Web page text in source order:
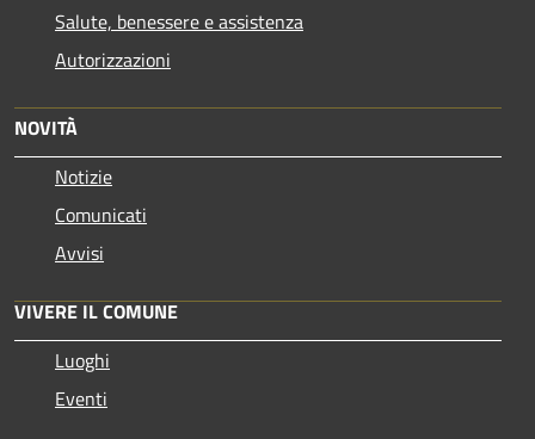
Salute, benessere e assistenza
Autorizzazioni
NOVITÀ
Notizie
Comunicati
Avvisi
VIVERE IL COMUNE
Luoghi
Eventi